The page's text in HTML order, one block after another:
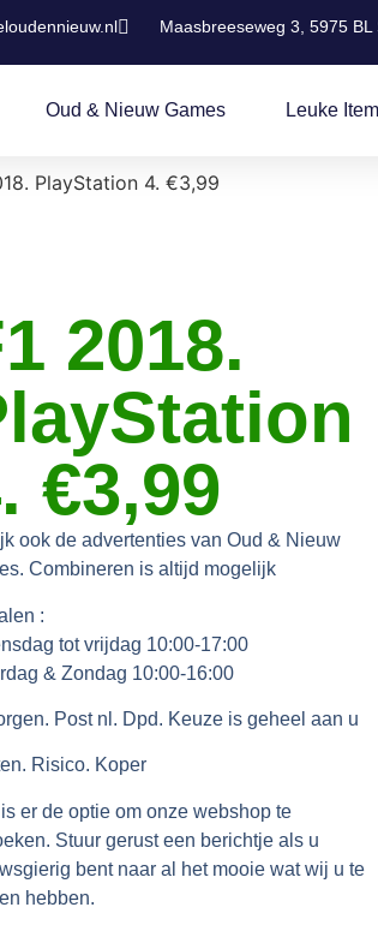
Maasbreeseweg 3, 5975 BL
Oud & Nieuw Games Leuke
PlayStation 4. €3,99
2018.
€3,99
ook de advertenties van Oud & Nieuw
Combineren is altijd mogelijk
:
tot vrijdag 10:00-17:00
& Zondag 10:00-16:00
Post nl. Dpd. Keuze is geheel aan u
Risico. Koper
er de optie om onze webshop te
Stuur gerust een berichtje als u
bent naar al het mooie wat wij u te
hebben.